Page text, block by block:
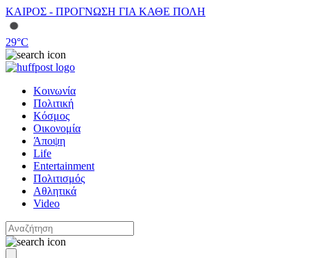
ΚΑΙΡΟΣ - ΠΡΟΓΝΩΣΗ ΓΙΑ ΚΑΘΕ ΠΟΛΗ
29°C
Κοινωνία
Πολιτική
Κόσμος
Οικονομία
Άποψη
Life
Entertainment
Πολιτισμός
Αθλητικά
Video